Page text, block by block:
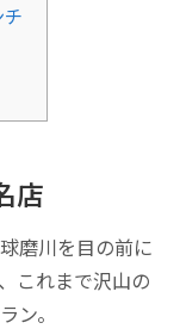
店
磨川を目の前に
これまで沢山の
ン。